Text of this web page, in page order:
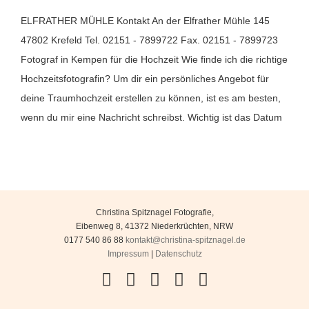
ELFRATHER MÜHLE Kontakt An der Elfrather Mühle 145
47802 Krefeld Tel. 02151 - 7899722 Fax. 02151 - 7899723
Fotograf in Kempen für die Hochzeit Wie finde ich die richtige
Hochzeitsfotografin? Um dir ein persönliches Angebot für
deine Traumhochzeit erstellen zu können, ist es am besten,
wenn du mir eine Nachricht schreibst. Wichtig ist das Datum
Christina Spitznagel Fotografie,
Eibenweg 8, 41372 Niederkrüchten, NRW
0177 540 86 88 kontakt@christina-spitznagel.de
Impressum| Datenschutz
Facebook
Instagram
YouTube
Flickr